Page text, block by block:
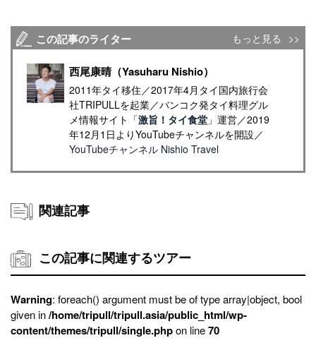
この記事のライター もっと見る
西尾康晴（Yasuharu Nishio）
2011年タイ移住／2017年4月タイ国内旅行会
社TRIPULLを起業／バンコク発タイ料理グル
メ情報サイト「激旨！タイ食堂」運営／2019
年12月1日よりYouTubeチャンネルを開設／
YouTubeチャンネル Nishio Travel
関連記事
この記事に関連するツアー
Warning: foreach() argument must be of type array|object, bool
given in/home/tripull/tripull.asia/public_html/wp-
content/themes/tripull/single.phpon line70